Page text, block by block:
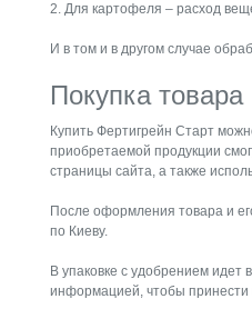
2. Для картофеля – расход
И в том и в другом случае
Покупка товара
Купить Фертигрейн Старт
приобретаемой продукции
страницы сайта, а также
После оформления товара и
по Киеву.
В упаковке с удобрением
информацией, чтобы принести